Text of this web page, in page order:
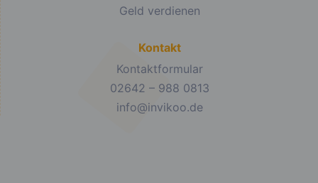
Geld verdienen
Kontakt
Kontaktformular
02642 – 988 0813
info@invikoo.de